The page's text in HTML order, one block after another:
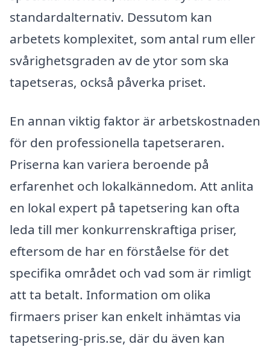
standardalternativ. Dessutom kan
arbetets komplexitet, som antal rum eller
svårighetsgraden av de ytor som ska
tapetseras, också påverka priset.
En annan viktig faktor är arbetskostnaden
för den professionella tapetseraren.
Priserna kan variera beroende på
erfarenhet och lokalkännedom. Att anlita
en lokal expert på tapetsering kan ofta
leda till mer konkurrenskraftiga priser,
eftersom de har en förståelse för det
specifika området och vad som är rimligt
att ta betalt. Information om olika
firmaers priser kan enkelt inhämtas via
tapetsering-pris.se, där du även kan